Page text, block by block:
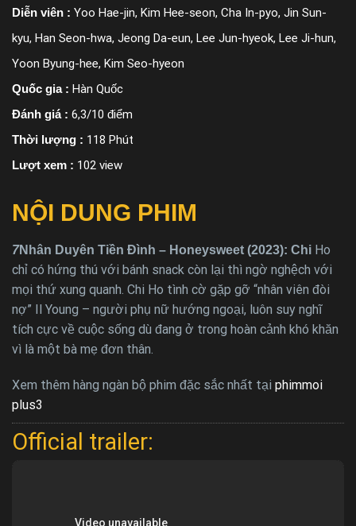
Diễn viên : Yoo Hae-jin, Kim Hee-seon, Cha In-pyo, Jin Sun-
kyu, Han Seon-hwa, Jeong Da-eun, Lee Jun-hyeok, Lee Ji-hun,
Yoon Byung-hee, Kim Seo-hyeon
Quốc gia : Hàn Quốc
Đánh giá : 6,3/10 điểm
Thời lượng : 118 Phút
Lượt xem : 102 view
NỘI DUNG PHIM
7Nhân Duyên Tiền Đình – Honeysweet (2023): Chi Ho
chỉ có hứng thú với bánh snack còn lại thì ngờ nghệch với
mọi thứ xung quanh. Chi Ho tình cờ gặp gỡ “nhân viên đòi
nợ” Il Young – người phụ nữ hướng ngoại, luôn suy nghĩ
tích cực về cuộc sống dù đang ở trong hoàn cảnh khó khăn
vì là một bà mẹ đơn thân.
Xem thêm hàng ngàn bộ phim đặc sắc nhất tại phimmoi
plus3
Official trailer: